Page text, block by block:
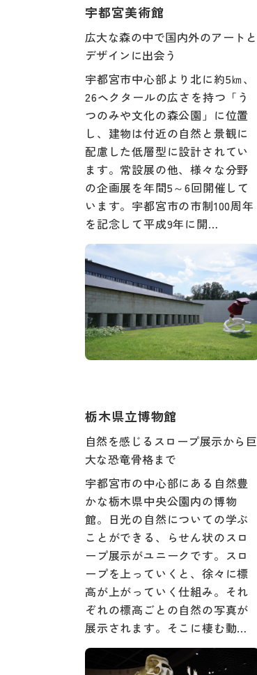
宇都宮美術館
広大な森の中で国内外のアートと
デザインに出会う
宇都宮市中心部より北に約5㎞、
26ヘクタールの広さを持つ「う
つのみや文化の森公園」に位置
し、建物は付近の自然と景観に
配慮した低層型に設計されてい
ます。常設展の他、様々な分野
の企画展を年間5～6回開催して
います。宇都宮市の市制100周年
を記念して平成9年に開…
栃木県立博物館
自然を感じるスロープ展示から巨
大な恐竜骨格まで
宇都宮市の中心部にある自然豊
かな栃木県中央公園内の博物
館。日光の自然についての学ぶ
ことができる、らせん状のスロ
ープ展示がユニークです。スロ
ープを上っていくと、徐々に標
高が上がっていく仕組み。それ
ぞれの標高ごとの自然の写真が
展示されます。そこに棲む動…